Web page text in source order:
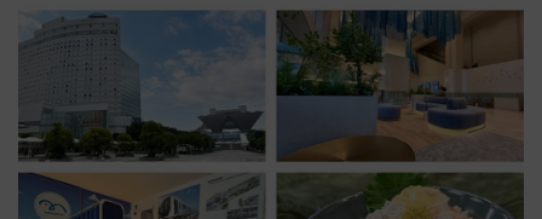
潟・長野・庄内へ
全力応援 夜行列車「ドリーム
おひさま号」も走る